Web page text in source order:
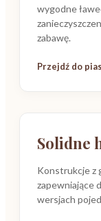
wygodne
zabawę.
Przejdź do
Solidne
Konstrukcje z
zapewniające
wersjach